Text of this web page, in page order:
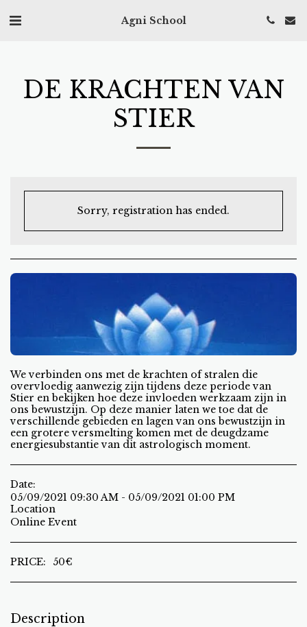
Agni School
DE KRACHTEN VAN
STIER
Sorry, registration has ended.
We verbinden ons met de krachten of stralen die
overvloedig aanwezig zijn tijdens deze periode van
Stier en bekijken hoe deze invloeden werkzaam zijn in
ons bewustzijn. Op deze manier laten we toe dat de
verschillende gebieden en lagen van ons bewustzijn in
een grotere versmelting komen met de deugdzame
energiesubstantie van dit astrologisch moment.
Date:
05/09/2021 09:30 AM - 05/09/2021 01:00 PM
Location
Online Event
PRICE: 50€
Description